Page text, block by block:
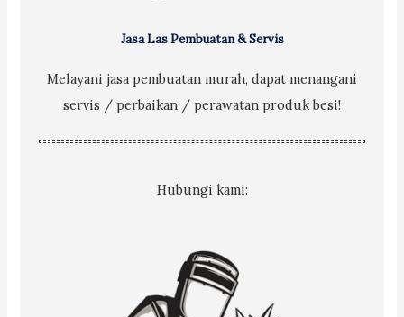
Jasa Las Pembuatan & Servis
Melayani jasa pembuatan murah, dapat menangani
servis / perbaikan / perawatan produk besi!
Hubungi kami: